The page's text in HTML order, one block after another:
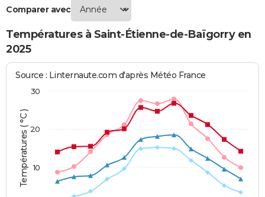
Comparer avec
Températures à Saint-Étienne-de-Baïgorry en
2025
Températures ( °C )
Source : Linternaute.com d'après Météo France
10
20
30